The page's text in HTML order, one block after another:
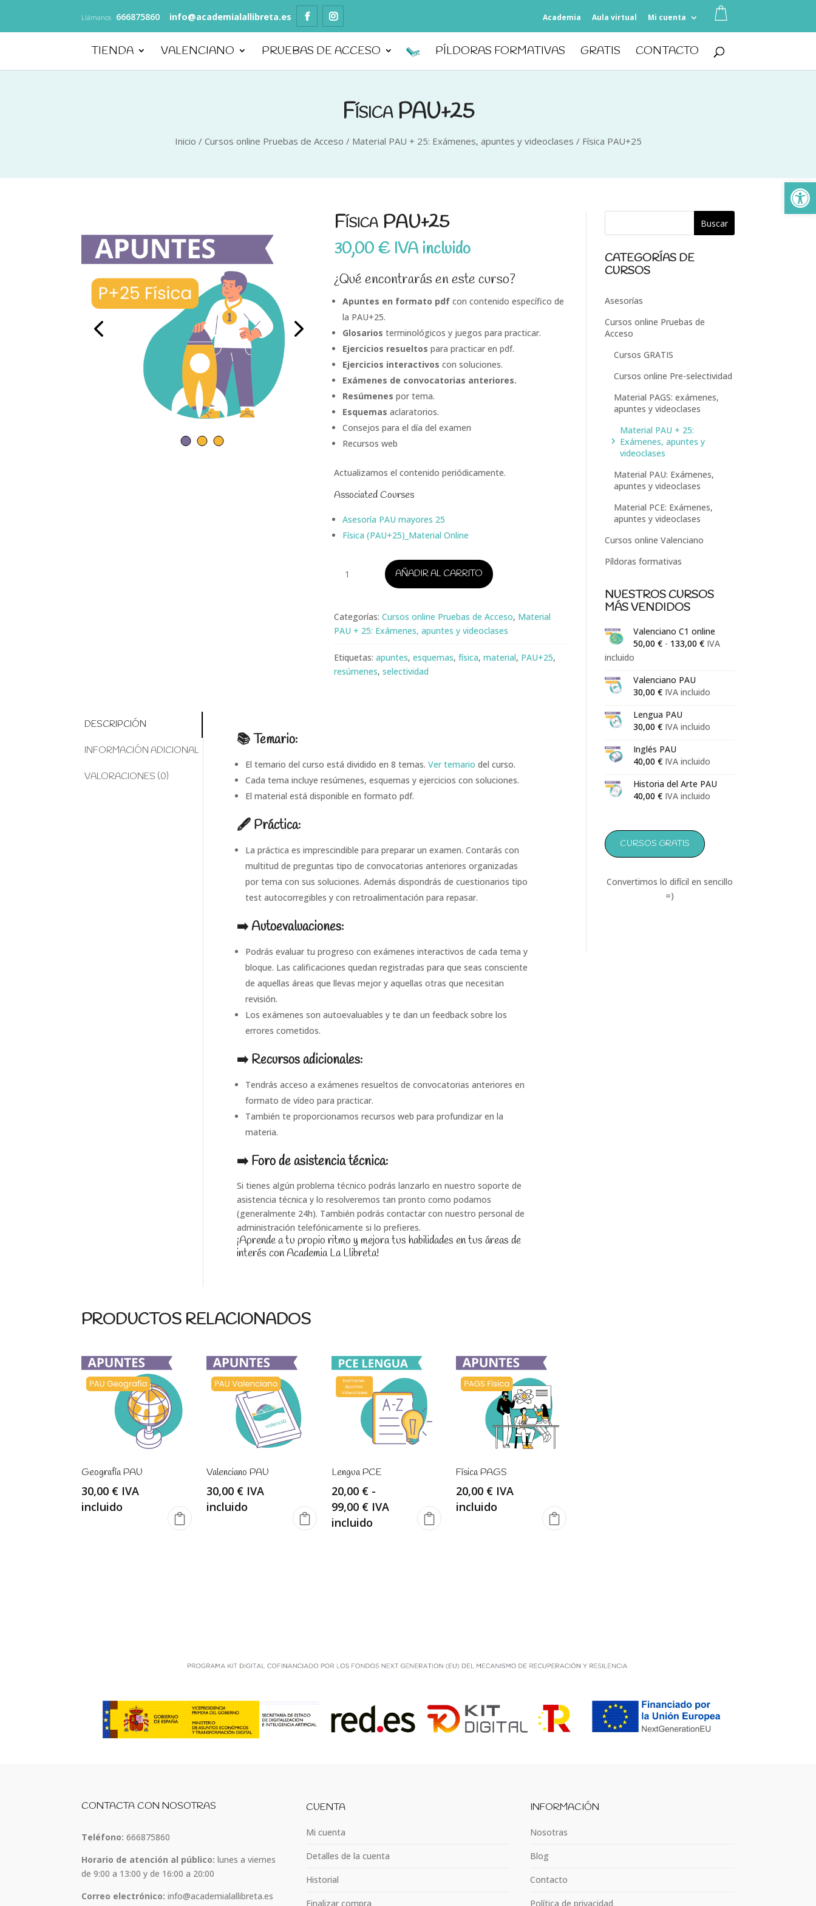
Llámanos 666875860 info@academialallibreta.es Academia Aula virtual Mi cuenta
TIENDA VALENCIANO PRUEBAS DE ACCESO PÍLDORAS FORMATIVAS GRATIS CONTACTO
Física PAU+25
Inicio / Cursos online Pruebas de Acceso / Material PAU + 25: Exámenes, apuntes y videoclases / Física PAU+25
Física PAU+25
30,00 € IVA incluido
¿Qué encontrarás en este curso?
Apuntes en formato pdf con contenido específico de
la PAU+25.
Glosarios terminológicos y juegos para practicar.
Ejercicios resueltos para practicar en pdf.
Ejercicios interactivos con soluciones.
Exámenes de convocatorias anteriores.
Resúmenes por tema.
Esquemas aclaratorios.
Consejos para el día del examen
Recursos web
Actualizamos el contenido periódicamente.
Associated Courses
Asesoría PAU mayores 25
Física (PAU+25)_Material Online
PAU+25
AÑADIR AL CARRITO
Categorías: Cursos online Pruebas de Acceso, Material
PAU + 25: Exámenes, apuntes y videoclases
Etiquetas: apuntes, esquemas, física, material, PAU+25,
resúmenes, selectividad
DESCRIPCIÓN
INFORMACIÓN ADICIONAL
VALORACIONES (0)
📚 Temario:
El temario del curso está dividido en 8 temas. Ver temario del curso.
Cada tema incluye resúmenes, esquemas y ejercicios con soluciones.
El material está disponible en formato pdf.
🖋 Práctica:
La práctica es imprescindible para preparar un examen. Contarás con
multitud de preguntas tipo de convocatorias anteriores organizadas
por tema con sus soluciones. Además dispondrás de cuestionarios tipo
test autocorregibles y con retroalimentación para repasar.
➡️ Autoevaluaciones:
Podrás evaluar tu progreso con exámenes interactivos de cada tema y
bloque. Las calificaciones quedan registradas para que seas consciente
de aquellas áreas que llevas mejor y aquellas otras que necesitan
revisión.
Los exámenes son autoevaluables y te dan un feedback sobre los
errores cometidos.
➡️ Recursos adicionales:
Tendrás acceso a exámenes resueltos de convocatorias anteriores en
formato de vídeo para practicar.
También te proporcionamos recursos web para profundizar en la
materia.
➡️ Foro de asistencia técnica:
Si tienes algún problema técnico podrás lanzarlo en nuestro soporte de
asistencia técnica y lo resolveremos tan pronto como podamos
(generalmente 24h). También podrás contactar con nuestro personal de
administración telefónicamente si lo prefieres.
¡Aprende a tu propio ritmo y mejora tus habilidades en tus áreas de
interés con Academia La Llibreta!
PRODUCTOS RELACIONADOS
Geografía PAU
30,00 € IVA
incluido
Valenciano PAU
30,00 € IVA
incluido
Lengua PCE
20,00 € -
99,00 €Rango
de
IVA
incluido
Física PAGS
20,00 € IVA
incluido
CATEGORÍAS DE
CURSOS
Asesorías
Cursos online Pruebas de
Acceso
Cursos GRATIS
Cursos online Pre-selectividad
Material PAGS: exámenes,
apuntes y videoclases
Material PAU + 25:
Exámenes, apuntes y
videoclases
Material PAU: Exámenes,
apuntes y videoclases
Material PCE: Exámenes,
apuntes y videoclases
Cursos online Valenciano
Píldoras formativas
NUESTROS CURSOS
MÁS VENDIDOS
Valenciano C1 online
50,00 € - 133,00 €Rango
50,00 €
133,00 €
IVA
incluido
Valenciano PAU
30,00 € IVA incluido
Lengua PAU
30,00 € IVA incluido
Inglés PAU
40,00 € IVA incluido
Historia del Arte PAU
40,00 € IVA incluido
CURSOS GRATIS
Convertimos lo difícil en sencillo
=)
CONTACTA CON NOSOTRAS
Teléfono: 666875860
Horario de atención al público: lunes a viernes
de 9:00 a 13:00 y de 16:00 a 20:00
Correo electrónico: info@academialallibreta.es
CUENTA
Mi cuenta
Detalles de la cuenta
Historial
Finalizar compra
INFORMACIÓN
Nosotras
Blog
Contacto
Política de privacidad